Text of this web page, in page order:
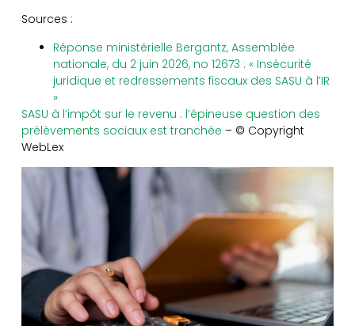
Sources :
Réponse ministérielle Bergantz, Assemblée
nationale, du 2 juin 2026, no 12673 : « Insécurité
juridique et redressements fiscaux des SASU à l’IR
»
SASU à l’impôt sur le revenu : l’épineuse question des
prélèvements sociaux est tranchée – © Copyright
WebLex